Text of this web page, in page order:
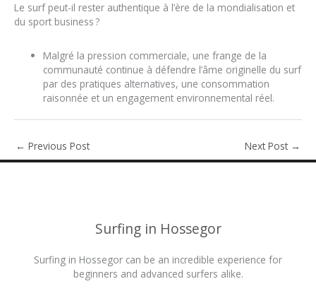
Le surf peut-il rester authentique à l’ère de la mondialisation et
du sport business ?
Malgré la pression commerciale, une frange de la
communauté continue à défendre l’âme originelle du surf
par des pratiques alternatives, une consommation
raisonnée et un engagement environnemental réel.
← Previous Post Next Post →
Surfing in Hossegor
Surfing in Hossegor can be an incredible experience for
beginners and advanced surfers alike.